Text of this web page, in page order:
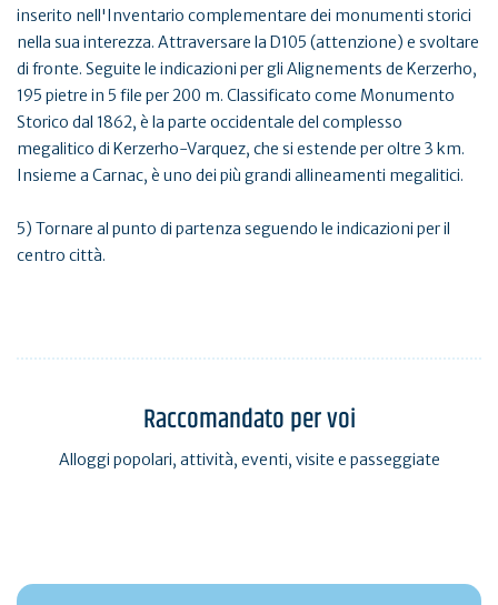
inserito nell'Inventario complementare dei monumenti storici
nella sua interezza. Attraversare la D105 (attenzione) e svoltare
di fronte. Seguite le indicazioni per gli Alignements de Kerzerho,
195 pietre in 5 file per 200 m. Classificato come Monumento
Storico dal 1862, è la parte occidentale del complesso
megalitico di Kerzerho-Varquez, che si estende per oltre 3 km.
Insieme a Carnac, è uno dei più grandi allineamenti megalitici.
5) Tornare al punto di partenza seguendo le indicazioni per il
centro città.
Raccomandato per voi
Alloggi popolari, attività, eventi, visite e passeggiate